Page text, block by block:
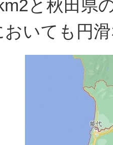
と秋田県
おいても円